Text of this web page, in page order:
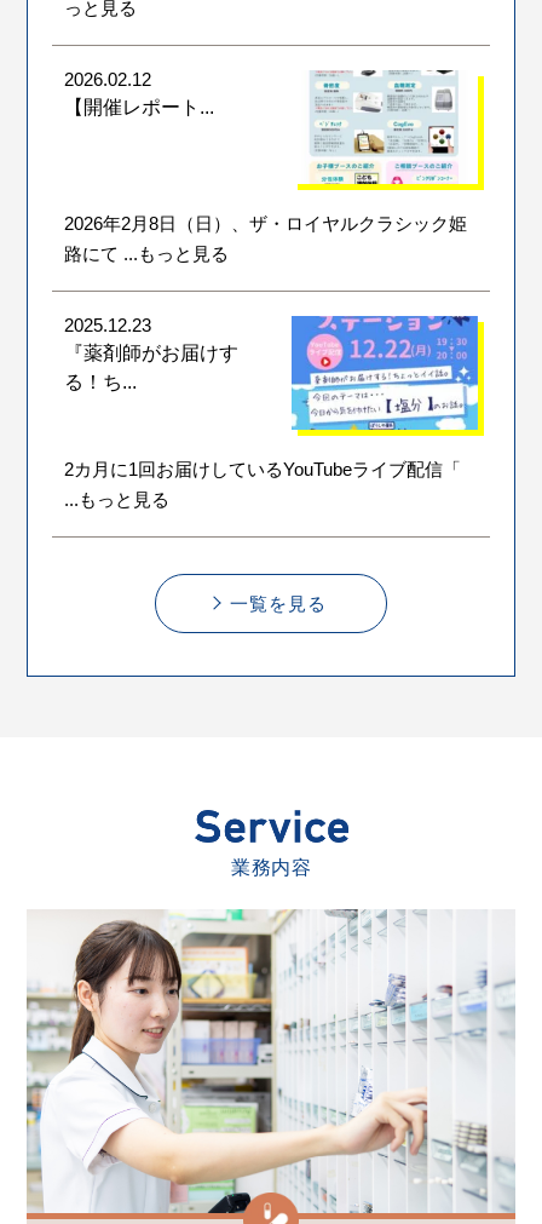
っと見る
2026.02.12
【開催レポート...
2026年2月8日（日）、ザ・ロイヤルクラシック姫
路にて ...もっと見る
2025.12.23
『薬剤師がお届けす
る！ち...
2カ月に1回お届けしているYouTubeライブ配信「
...もっと見る
一覧を見る
業務内容